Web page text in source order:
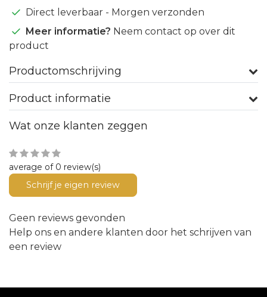
Direct leverbaar - Morgen verzonden
Meer informatie? Neem contact op over dit
product
Productomschrijving
Product informatie
Wat onze klanten zeggen
average of 0 review(s)
Schrijf je eigen review
Geen reviews gevonden
Help ons en andere klanten door het schrijven van
een review